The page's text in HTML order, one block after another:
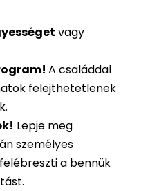
vagy
! A családdal
felejthetetlenek
! Lepje meg
személyes
a bennük